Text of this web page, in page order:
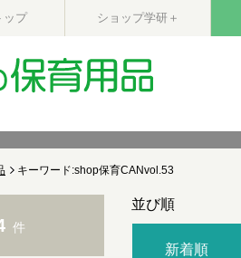
ップ ショップ学研＋
キーワード:shop保育CANvol.53
並び順
新着順
件